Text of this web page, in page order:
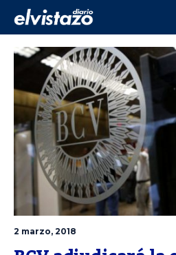
2 marzo, 2018